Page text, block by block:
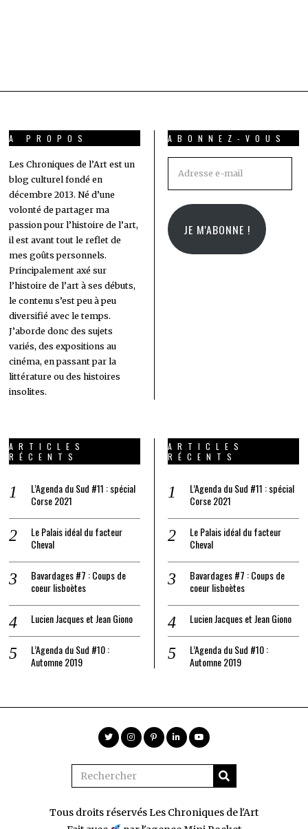
A PROPOS
Les Chroniques de l’Art est un
blog culturel fondé en
décembre 2013. Né d’une
volonté de partager ma
passion pour l’histoire de l’art,
il est avant tout le reflet de
mes goûts personnels.
Principalement axé sur
l’histoire de l’art à ses débuts,
le contenu s’est peu à peu
diversifié avec le temps.
J’aborde donc des sujets
variés, des expositions au
cinéma, en passant par la
littérature ou des histoires
insolites.
ABONNEZ-VOUS
JE M'ABONNE !
ARTICLES
RÉCENTS
L’Agenda du Sud #11 : spécial
Corse 2021
Le Palais idéal du facteur
Cheval
Bavardages #7 : Coups de
coeur lisboètes
Lucien Jacques et Jean Giono
L’Agenda du Sud #10 :
Automne 2019
ARTICLES
RÉCENTS
L’Agenda du Sud #11 : spécial
Corse 2021
Le Palais idéal du facteur
Cheval
Bavardages #7 : Coups de
coeur lisboètes
Lucien Jacques et Jean Giono
L’Agenda du Sud #10 :
Automne 2019
Tous droits réservés Les Chroniques de l'Art